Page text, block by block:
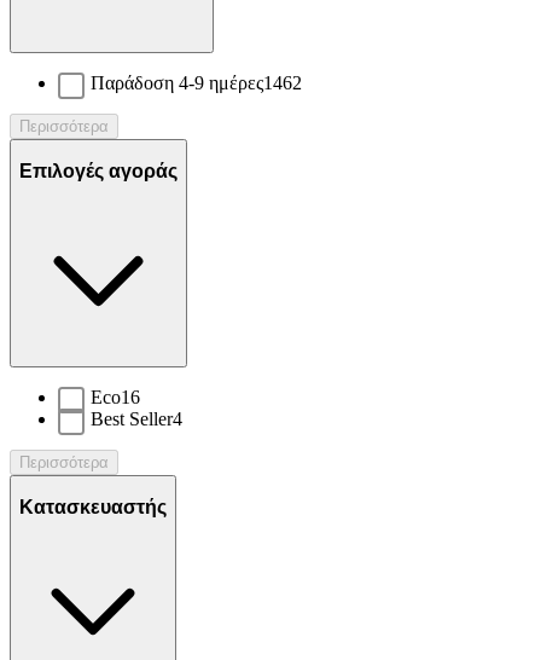
Παράδοση 4-9 ημέρες1462
Περισσότερα
Επιλογές αγοράς
Eco16
Best Seller4
Περισσότερα
Κατασκευαστής